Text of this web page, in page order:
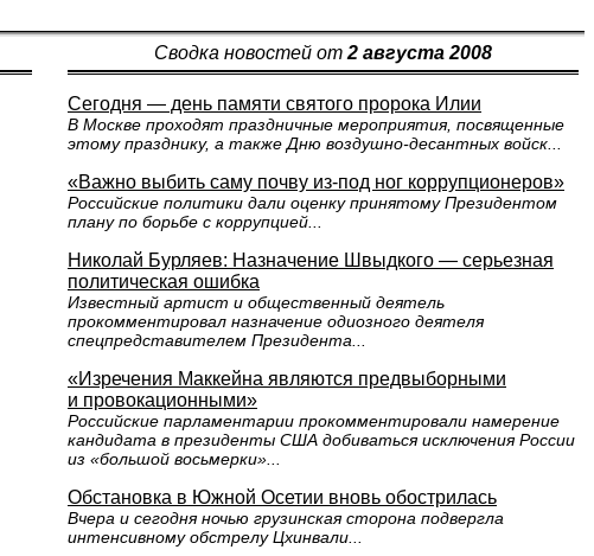
Сводка новостей от 2 августа 2008
Сегодня — день памяти святого пророка Илии
В Москве проходят праздничные мероприятия, посвященные
этому празднику, а также Дню воздушно-десантных войск...
«Важно выбить саму почву из-под ног коррупционеров»
Российские политики дали оценку принятому Президентом
плану по борьбе с коррупцией...
Николай Бурляев: Назначение Швыдкого — серьезная
политическая ошибка
Известный артист и общественный деятель
прокомментировал назначение одиозного деятеля
спецпредставителем Президента...
«Изречения Маккейна являются предвыборными
и провокационными»
Российские парламентарии прокомментировали намерение
кандидата в президенты США добиваться исключения России
из «большой восьмерки»...
Обстановка в Южной Осетии вновь обострилась
Вчера и сегодня ночью грузинская сторона подвергла
интенсивному обстрелу Цхинвали...